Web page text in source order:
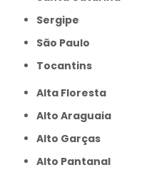
Sergipe
São Paulo
Tocantins
Alta Floresta
Alto Araguaia
Alto Garças
Alto Pantanal